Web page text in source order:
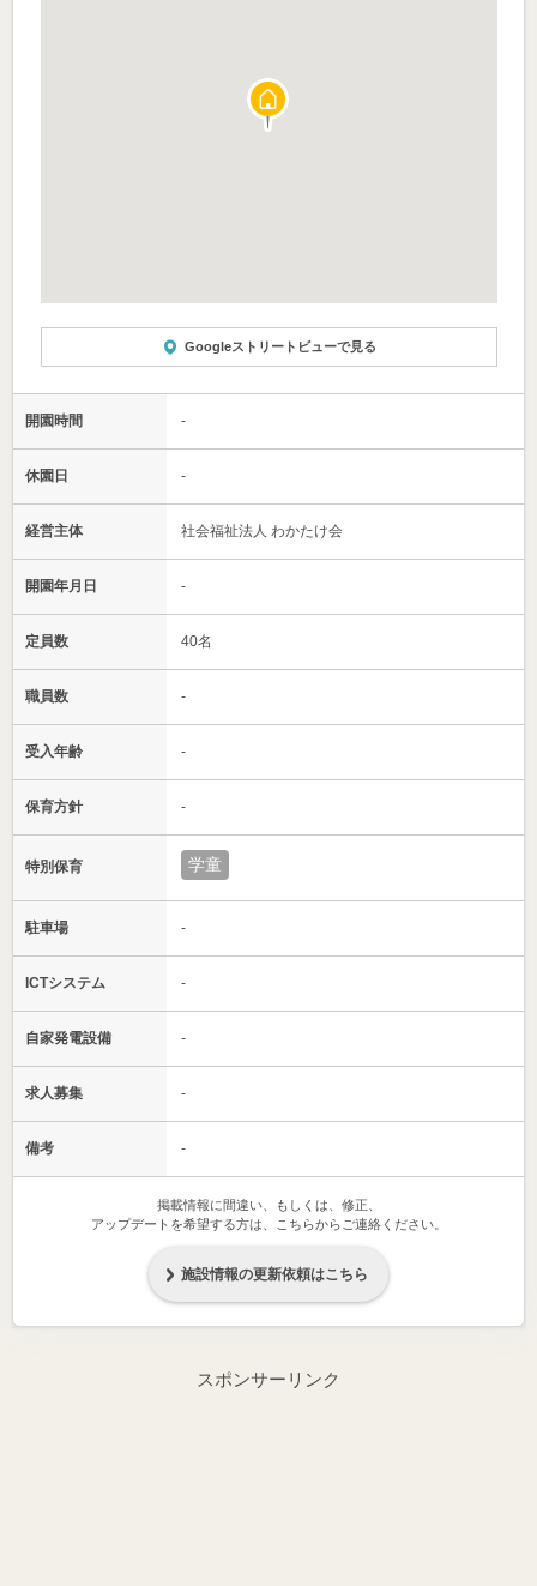
Googleストリートビューで見る
開園時間 -
休園日 -
経営主体 社会福祉法人 わかたけ会
開園年月日 -
定員数 40名
職員数 -
受入年齢 -
保育方針 -
特別保育 学童
駐車場 -
ICTシステム -
自家発電設備 -
求人募集 -
備考 -
掲載情報に間違い、もしくは、修正、
アップデートを希望する方は、こちらからご連絡ください。
施設情報の更新依頼はこちら
スポンサーリンク